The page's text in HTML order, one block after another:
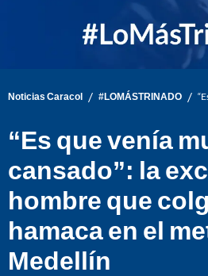
Noticias Caracol / #LOMÁSTRINADO /
“Es que venía
cansado”: la
hombre que
hamaca en el
Medellín